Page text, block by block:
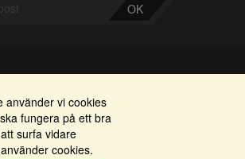
OK
Områden
Alkomätare / alkolås
Elprodukter
använder vi cookies
fungera på ett bra
surfa vidare
cookies.